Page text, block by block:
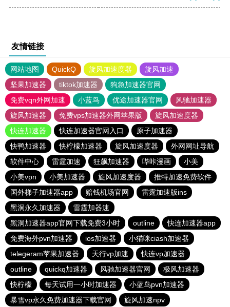
友情链接
网站地图 QuickQ 旋风加速度器
旋风加速
坚果加速器
tiktok加速器
狗急加速器官网
免费vqn外网加速
小蓝鸟 优途加速器官网
风驰加速器
旋风加速器
免费vps加速器外网苹果版
旋风加速度器
快连加速器
快连加速器官网入口
原子加速器
快鸭加速器
快柠檬加速器 旋风加速度器
外网网址导航
软件中心
雷霆加速 狂飙加速器 哔咔漫画
小美
小美vpn
小美加速器 旋风加速度器
推特加速免费软件
国外梯子加速器app
赔钱机场官网
雷霆加速版ins
黑洞永久加速器
雷霆加器速
黑洞加速器app官网下载免费3小时
outline
快连加速器app
免费海外pvn加速器
ios加速器
小猫咪ciash加速器
telegeram苹果加速器
天行vp加速
快连vp加速器
outline
quickq加速器 风驰加速器官网
极风加速器
快柠檬
每天试用一小时加速器
小蓝鸟pvn加速器
暴雪vp永久免费加速器下载官网
旋风加速npv